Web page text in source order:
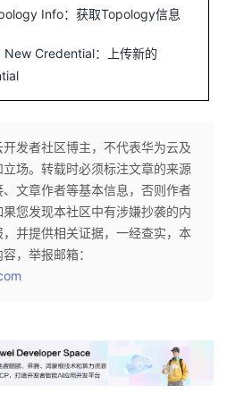
Info：获取Topology信息
New Credential：上传新的
开发者社区博主，不代表华为云及
场。转载时必须标注文章的来源
、文章作者等基本信息，否则作者
您发现本社区中有涉嫌抄袭的内
并提供相关证据，一经查实，本
，举报邮箱：